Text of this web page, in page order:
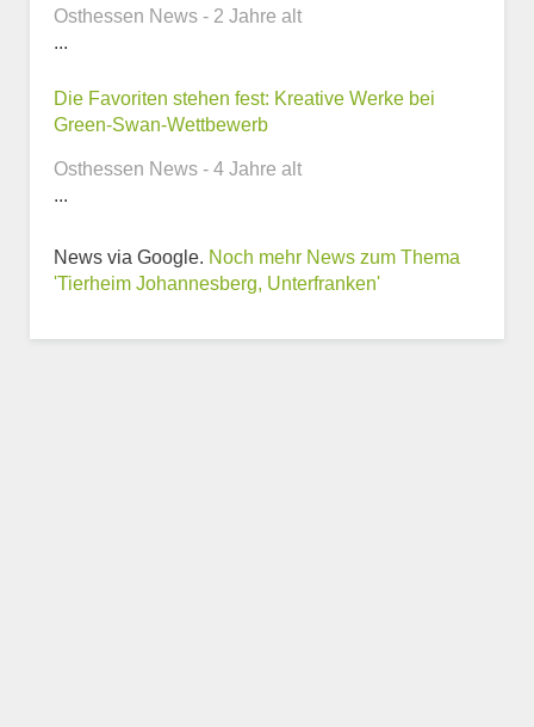
zum Tierheim
Osthessen News - 2 Jahre alt
...
Die Favoriten stehen fest: Kreative Werke bei
Green-Swan-Wettbewerb
Osthessen News - 4 Jahre alt
...
News via Google. Noch mehr News zum Thema
'Tierheim Johannesberg, Unterfranken'